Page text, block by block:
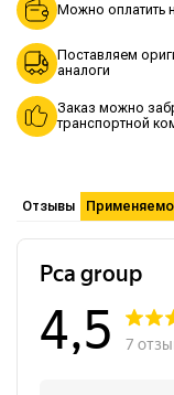
Можно оплатить
Поставляем
аналоги
Заказ можно
транспортной
Отзывы